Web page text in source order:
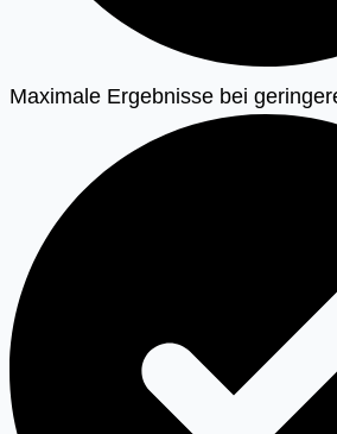
Maximale Ergebnisse bei